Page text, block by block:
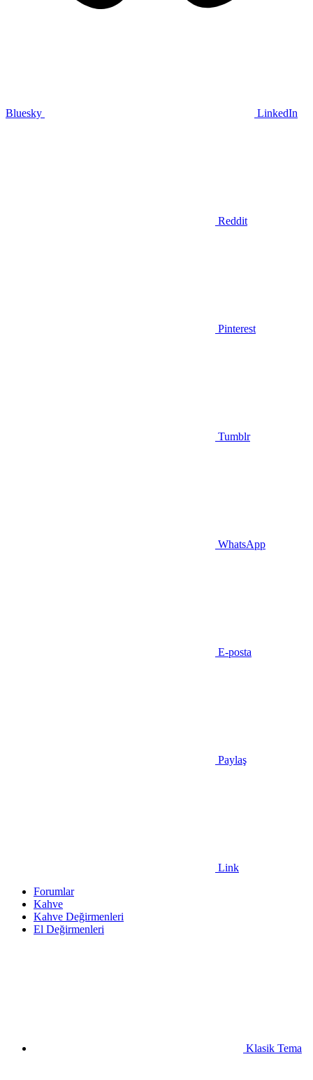
Bluesky LinkedIn
Reddit
Pinterest
Tumblr
WhatsApp
E-posta
Paylaş
Link
Forumlar
Kahve
Kahve Değirmenleri
El Değirmenleri
Klasik Tema